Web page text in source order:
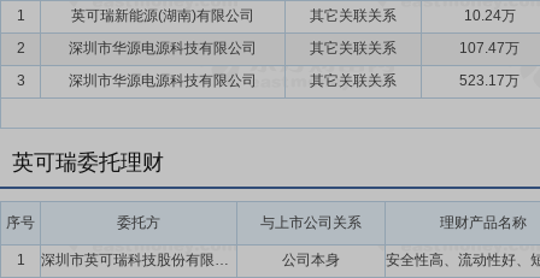
在董事会决策权限内,该事项无需提交股东大会审议。公司本次向全
求,促进良性运营和可持续发展,符合公司发展方向。
1 英可瑞新能源(湖南)有限公司 其它关联关系
10.24万
2
深圳市华源电源科技有限公司 其它关联关系
107.47万
3
深圳市华源电源科技有限公司 其它关联关系 523.17万
英可瑞委托理财
序号 委托方 与上市公司关系 理财产品名称
1 深圳市英可瑞科技股份有限公司
公司本身